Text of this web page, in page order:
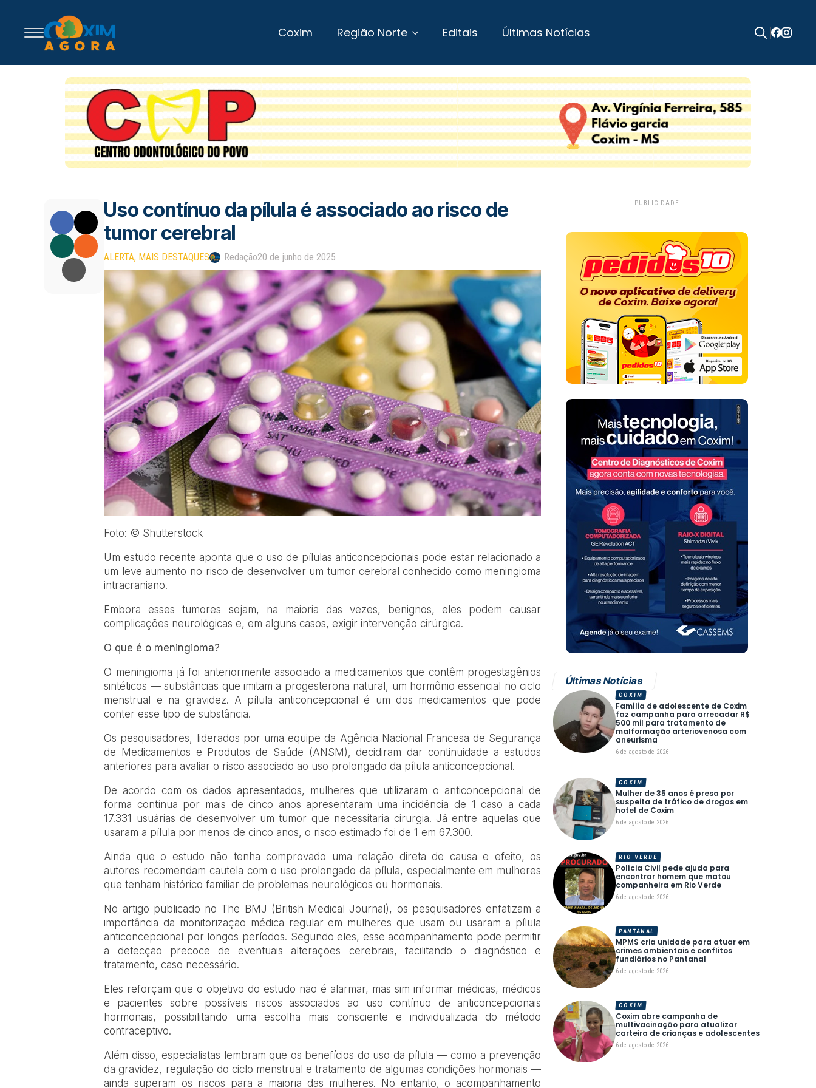
Coxim Região Norte Editais Últimas Notícias
Uso contínuo da pílula é associado ao risco de
tumor cerebral
ALERTA MAIS DESTAQUES Redação20 de junho de 2025
Foto: © Shutterstock
Um estudo recente aponta que o uso de pílulas anticoncepcionais pode estar relacionado a
um leve aumento no risco de desenvolver um tumor cerebral conhecido como meningioma
intracraniano.
Embora esses tumores sejam, na maioria das vezes, benignos, eles podem causar
complicações neurológicas e, em alguns casos, exigir intervenção cirúrgica.
O que é o meningioma?
O meningioma já foi anteriormente associado a medicamentos que contêm progestagênios
sintéticos — substâncias que imitam a progesterona natural, um hormônio essencial no ciclo
menstrual e na gravidez. A pílula anticoncepcional é um dos medicamentos que pode
conter esse tipo de substância.
Os pesquisadores, liderados por uma equipe da Agência Nacional Francesa de Segurança
de Medicamentos e Produtos de Saúde (ANSM), decidiram dar continuidade a estudos
anteriores para avaliar o risco associado ao uso prolongado da pílula anticoncepcional.
De acordo com os dados apresentados, mulheres que utilizaram o anticoncepcional de
forma contínua por mais de cinco anos apresentaram uma incidência de 1 caso a cada
17.331 usuárias de desenvolver um tumor que necessitaria cirurgia. Já entre aquelas que
usaram a pílula por menos de cinco anos, o risco estimado foi de 1 em 67.300.
Ainda que o estudo não tenha comprovado uma relação direta de causa e efeito, os
autores recomendam cautela com o uso prolongado da pílula, especialmente em mulheres
que tenham histórico familiar de problemas neurológicos ou hormonais.
No artigo publicado no The BMJ (British Medical Journal), os pesquisadores enfatizam a
importância da monitorização médica regular em mulheres que usam ou usaram a pílula
anticoncepcional por longos períodos. Segundo eles, esse acompanhamento pode permitir
a detecção precoce de eventuais alterações cerebrais, facilitando o diagnóstico e
tratamento, caso necessário.
Eles reforçam que o objetivo do estudo não é alarmar, mas sim informar médicas, médicos
e pacientes sobre possíveis riscos associados ao uso contínuo de anticoncepcionais
hormonais, possibilitando uma escolha mais consciente e individualizada do método
contraceptivo.
Além disso, especialistas lembram que os benefícios do uso da pílula — como a prevenção
da gravidez, regulação do ciclo menstrual e tratamento de algumas condições hormonais —
ainda superam os riscos para a maioria das mulheres. No entanto, o acompanhamento
PUBLICIDADE
Últimas Notícias
Família de adolescente de Coxim
faz campanha para arrecadar R$
500 mil para tratamento de
malformação arteriovenosa com
aneurisma
6 de agosto de 2026
COXIM
Mulher de 35 anos é presa por
suspeita de tráfico de drogas em
hotel de Coxim
6 de agosto de 2026
COXIM
Polícia Civil pede ajuda para
encontrar homem que matou
companheira em Rio Verde
6 de agosto de 2026
RIO VERDE
MPMS cria unidade para atuar em
crimes ambientais e conflitos
fundiários no Pantanal
6 de agosto de 2026
PANTANAL
Coxim abre campanha de
multivacinação para atualizar
carteira de crianças e adolescentes
6 de agosto de 2026
COXIM